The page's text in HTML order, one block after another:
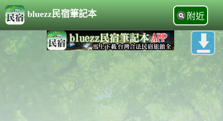
bluezz民宿筆記本 附近